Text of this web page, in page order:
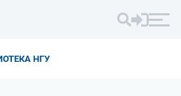
НГУ